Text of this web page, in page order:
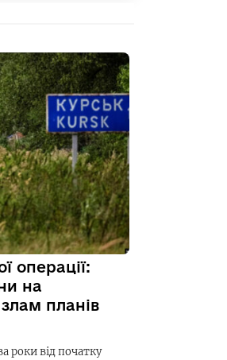
операції:
на
планів
роки від початку